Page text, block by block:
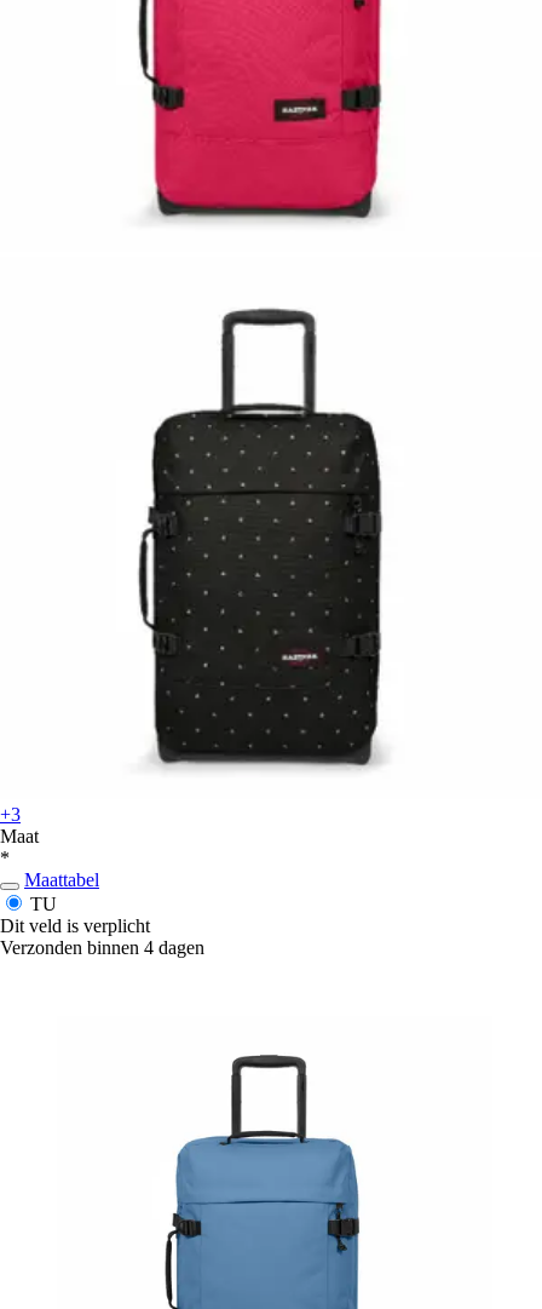
+3
Maat
*
Maattabel
TU
Dit veld is verplicht
Verzonden binnen 4 dagen